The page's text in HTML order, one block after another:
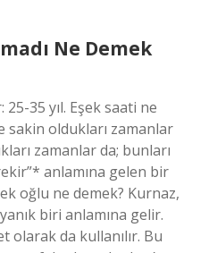
Ne Demek
25-35 yıl. Eşek saati ne
sakin oldukları zamanlar
zamanlar da; bunları
anlamına gelen bir
oğlu ne demek? Kurnaz,
biri anlamına gelir.
olarak da kullanılır. Bu